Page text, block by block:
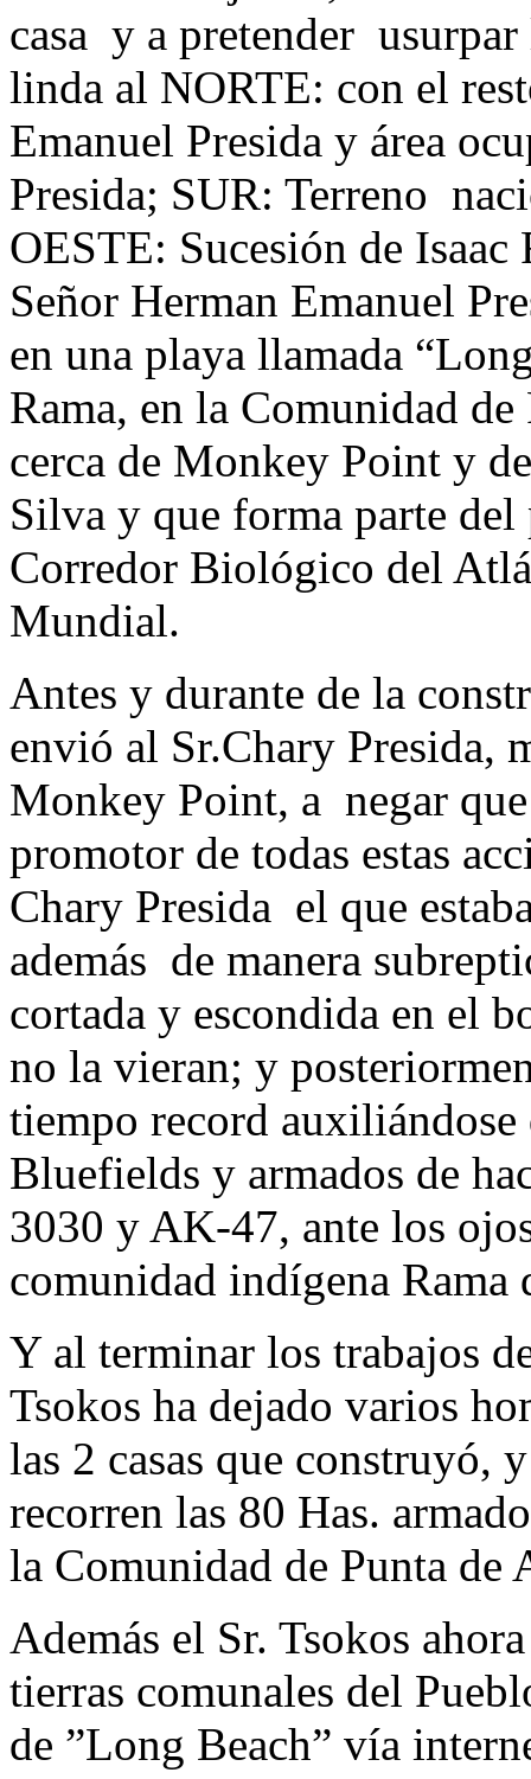
casa y a pretender
linda al NORTE: con el
Emanuel Presida y área
Presida; SUR: Terreno
OESTE: Sucesión de
Señor Herman Emanuel
en una playa llamada
Rama, en la Comunidad
cerca de Monkey Point y
Silva y que forma parte
Corredor Biológico del
Mundial.
Antes y durante de la
envió al Sr.Chary Presida,
Monkey Point, a negar
promotor de todas estas
Chary Presida el que
además de manera
cortada y escondida en el
no la vieran; y
tiempo record auxiliándose
Bluefields y armados de
3030 y AK-47, ante los
comunidad indígena Rama
Y al terminar los trabajos
Tsokos ha dejado varios
las 2 casas que construyó,
recorren las 80 Has.
la Comunidad de Punta de
Además el Sr. Tsokos
tierras comunales del
de ”Long Beach” vía